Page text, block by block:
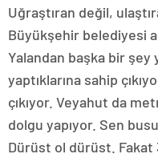
Uğraştıran değil,
Büyükşehir belediyesi
Yalandan başka bir
yaptıklarına sahip
çıkıyor. Veyahut da
dolgu yapıyor. Sen
Dürüst ol dürüst. Fakat